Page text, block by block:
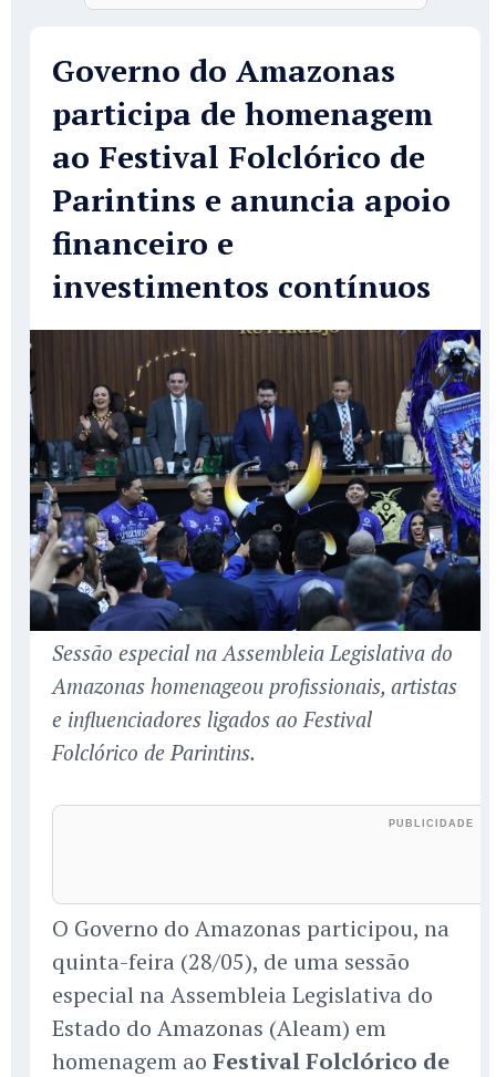
Governo do Amazonas
participa de homenagem
ao Festival Folclórico de
Parintins e anuncia apoio
financeiro e
investimentos contínuos
Sessão especial na Assembleia Legislativa do
Amazonas homenageou profissionais, artistas
e influenciadores ligados ao Festival
Folclórico de Parintins.
O Governo do Amazonas participou, na
quinta-feira (28/05), de uma sessão
especial na Assembleia Legislativa do
Estado do Amazonas (Aleam) em
homenagem ao Festival Folclórico de